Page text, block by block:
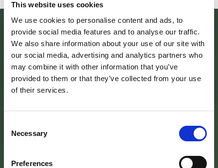
This website uses cookies
We use cookies to personalise content and ads, to
provide social media features and to analyse our traffic.
We also share information about your use of our site with
our social media, advertising and analytics partners who
may combine it with other information that you’ve
provided to them or that they’ve collected from your use
of their services.
Selection
Necessary
Preferences
SEDE DELL’ENTE PARCO